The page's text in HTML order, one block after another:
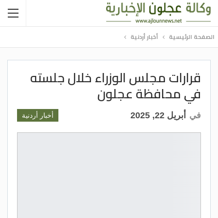
الصفحة الرئيسية أخبار أردنية
قرارات مجلس الوزراء خلال جلسته
في محافظة عجلون
أخبار أردنية في أبريل 22, 2025